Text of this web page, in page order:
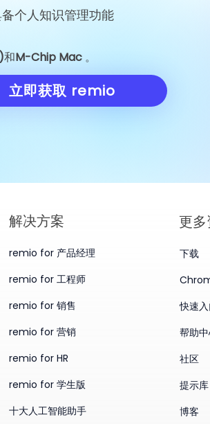
个人知识管理功能
和M-Chip Mac。
立即获取 remio
​解决方案
remio for 产品经理
remio for 工程师
remio for 销售
remio for 营销
remio for HR
remio for 学生版
十大人工智能助手
更
下载
快速
帮助
社区
提示库
博客